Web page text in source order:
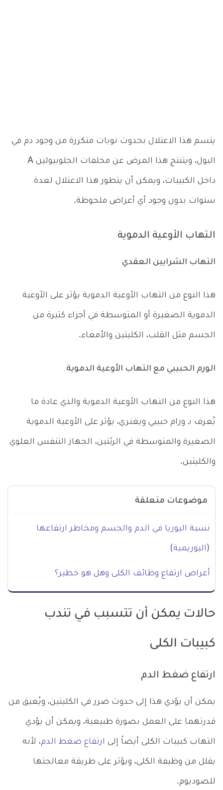
يتسم هذا الاعتلال بحدوث نوبات متكررة من وجود دم في
البول، ويتنتج هذا المرض عن مخلفات الجلوبيولين A
داخل الكبيبات، ويمكن أن يتطور هذا الاعتلال لعدة
سنوات بدون وجود أي أعراض ملحوظة.
التهاب الأوعية الدموية
التهاب الشرايين العقدي
هذا النوع من التهاب الأوعية الدموية يؤثر على الأوعية
الدموية الصغيرة أو المتوسطة في أجزاء كثيرة من
الجسم مثل القلب، الكليتين والأمعاء.
الورم الحبيبي مع التهاب الأوعية الدموية
هذا النوع من التهاب الأوعية الدموية والذي عادة ما
يُعرف بـ ورام حبيبي ويغنري، يؤثر على الأوعية الدموية
الصغيرة والمتوسطة في الرئتين، الجهاز التنفس العلوي
والكليتين.
موضوعات متعلقة
نسبة اليوريا في الدم والجسم ومخاطر ارتفاعها
(اليوريمية)
أعراض ارتفاع وظائف الكلى وهل هو خطير؟
حالات يمكن أن تتسبب في تندب
كبيبات الكلى
ارتفاع ضغط الدم
يمكن أن يؤدي هذا إلى حدوث ضرر في الكليتين، ويُعيق من
قدرتهما على العمل بصورة طبيعية، ويمكن أن يؤدي
التهاب كبيبات الكلى أيضاً إلى ارتفاع ضغط الدم، لأنه
يقلل من وظيفة الكلى، ويؤثر على طريقة معالجتها
للصوديوم.